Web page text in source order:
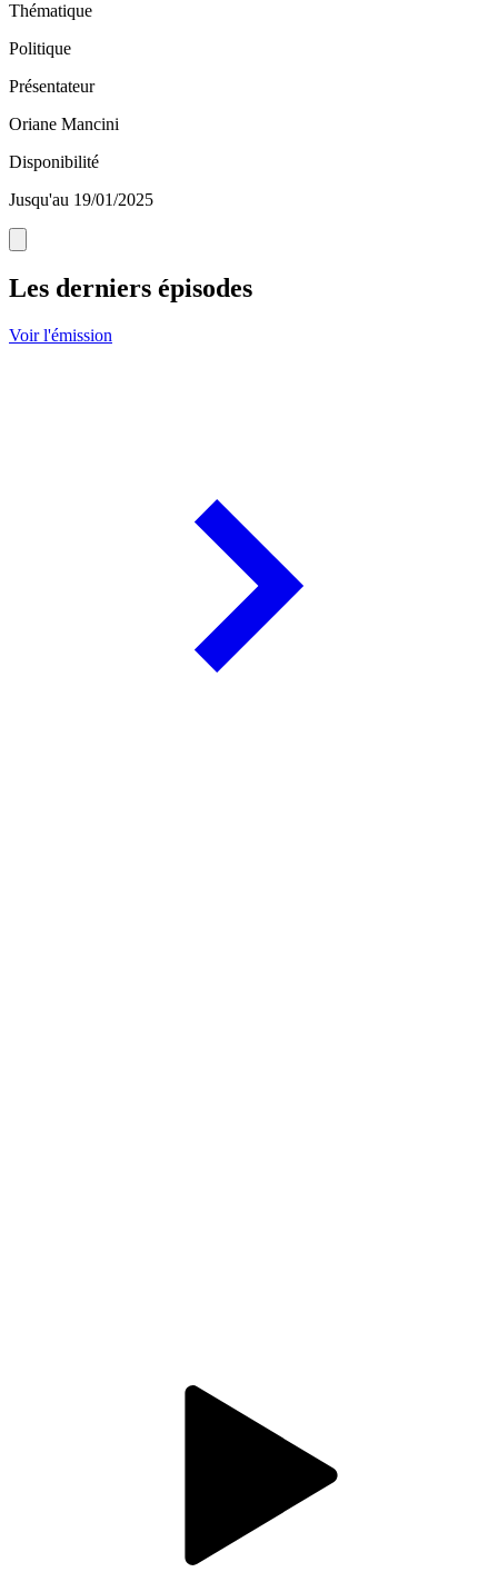
Thématique
Politique
Présentateur
Oriane Mancini
Disponibilité
Jusqu'au 19/01/2025
Les derniers épisodes
Voir l'émission